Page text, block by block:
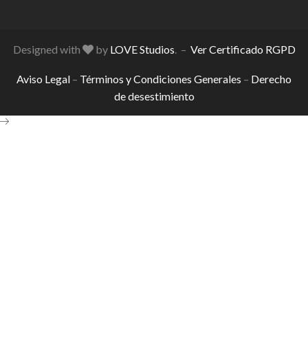
Designed with by LOVE Studios . – Ver Certificado RGPD
Aviso Legal – Términos y Condiciones Generales – Derecho
de desestimiento